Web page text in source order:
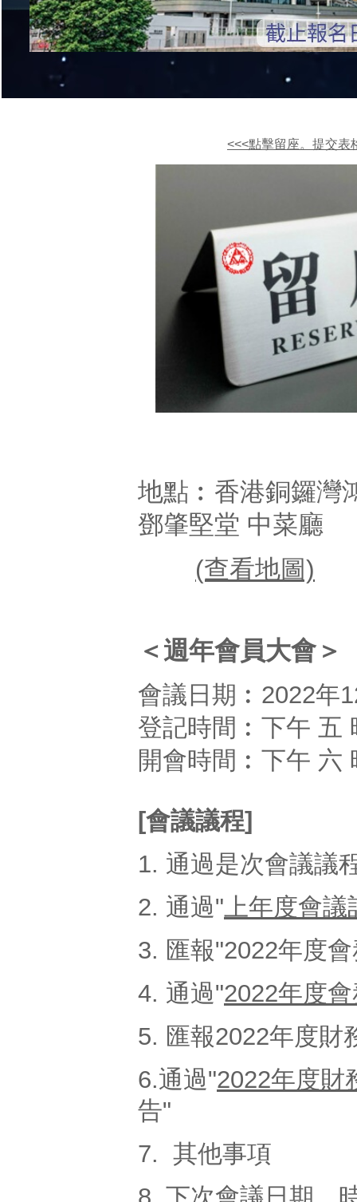
<<<點擊留座。提交表
地點︰香港銅鑼灣
鄧肇堅堂 中菜廳
(查看地圖)
＜週年會員大會＞
會議日期︰2022年
登記時間︰下午 五
開會時間︰下午 六
[會議議程]
1. 通過是次會議議
2. 通過" 上年度會議
3. 匯報"2022年度
4. 通過"2022年度
5. 匯報2022年度財
6.通過"2022年度財
告"
7. 其他事項
8. 下次會議日期、